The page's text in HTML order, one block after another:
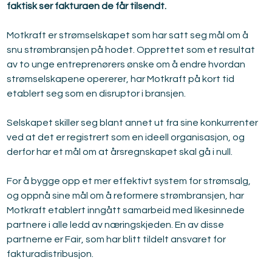
faktisk ser fakturaen de får tilsendt.
Motkraft er strømselskapet som har satt seg mål om å
snu strømbransjen på hodet. Opprettet som et resultat
av to unge entreprenørers ønske om å endre hvordan
strømselskapene opererer, har Motkraft på kort tid
etablert seg som en disruptor i bransjen.
Selskapet skiller seg blant annet ut fra sine konkurrenter
ved at det er registrert som en ideell organisasjon, og
derfor har et mål om at årsregnskapet skal gå i null.
For å bygge opp et mer effektivt system for strømsalg,
og oppnå sine mål om å reformere strømbransjen, har
Motkraft etablert inngått samarbeid med likesinnede
partnere i alle ledd av næringskjeden. En av disse
partnerne er Fair, som har blitt tildelt ansvaret for
fakturadistribusjon.